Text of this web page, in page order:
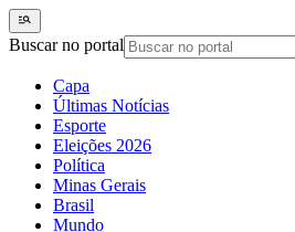
Buscar no portal
Capa
Últimas Notícias
Esporte
Eleições 2026
Política
Minas Gerais
Brasil
Mundo